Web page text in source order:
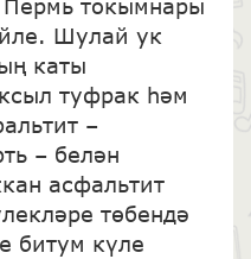
токымнары
Шулай ук
каты
туфрак һәм
–
– белән
асфальтит
төбендә
битум күле